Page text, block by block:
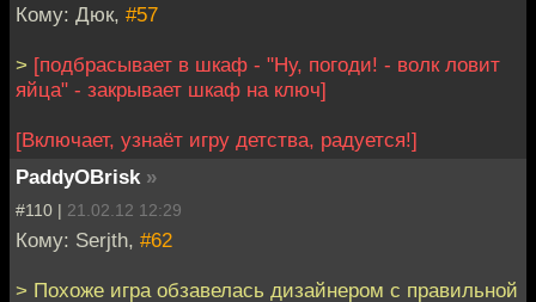
Кому: Дюк, #57
> [подбрасывает в шкаф - "Ну, погоди! - волк ловит
яйца" - закрывает шкаф на ключ]
[Включает, узнаёт игру детства, радуется!]
PaddyOBrisk »
#110 | 21.02.12 12:29
Кому: Serjth, #62
> Похоже игра обзавелась дизайнером с правильной